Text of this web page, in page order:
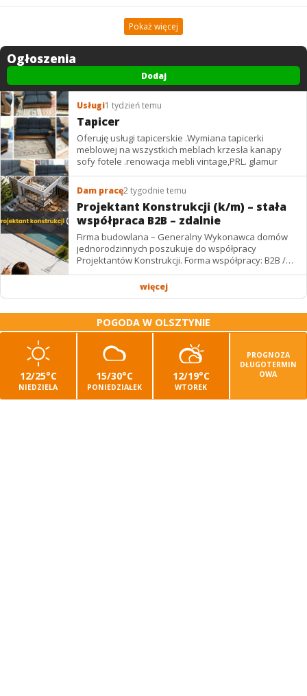
Pokaż więcej
Ogłoszenia
Dodaj
Usługi1 tydzień temu
Tapicer
Oferuję usługi tapicerskie .Wymiana tapicerki
meblowej na wszystkich meblach krzesła kanapy
sofy fotele .renowacja mebli vintage,PRL. glamur
Dam pracę2 tygodnie temu
Projektant Konstrukcji (k/m) – stała
współpraca B2B – zdalnie
Firma budowlana – Generalny Wykonawca domów
jednorodzinnych poszukuje do współpracy
Projektantów Konstrukcji. Forma współpracy: B2B /
podwykonawstwo – zdalnie. Wynagrodzenie: ✔
więcej
POGODA W OLSZTYNIE
12/25°C
NIEDZIELA
15/30°C
PONIEDZIAŁEK
12/19°C
WTOREK
PROGNOZA
DŁUGOTERMIN
OWA